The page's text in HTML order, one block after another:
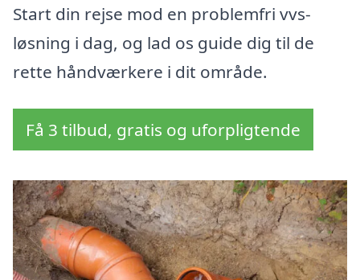
Start din rejse mod en problemfri vvs-
løsning i dag, og lad os guide dig til de
rette håndværkere i dit område.
Få 3 tilbud, gratis og uforpligtende